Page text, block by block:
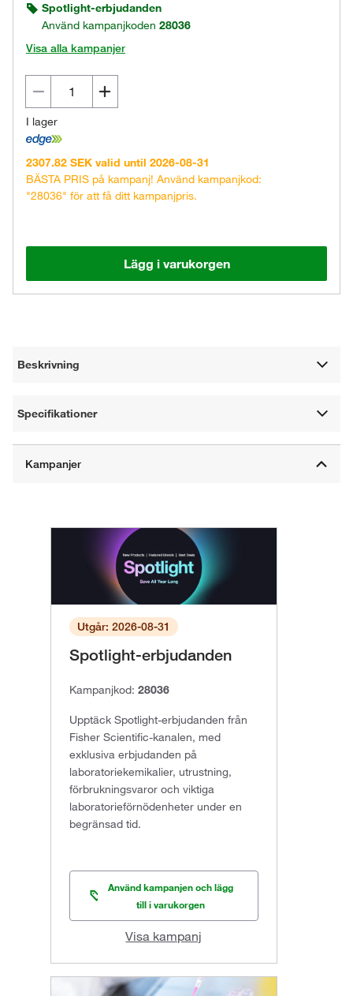
Spotlight-erbjudanden
Använd kampanjkoden 28036
Visa alla kampanjer
I lager
2307.82 SEK valid until 2026-08-31
BÄSTA PRIS på kampanj! Använd kampanjkod:
"28036" för att få ditt kampanjpris.
Lägg i varukorgen
Beskrivning
Specifikationer
Utgår: 2026-08-31
Spotlight-erbjudanden
Kampanjkod: 28036
Upptäck Spotlight-erbjudanden från
Fisher Scientific-kanalen, med
exklusiva erbjudanden på
laboratoriekemikalier, utrustning,
förbrukningsvaror och viktiga
laboratorieförnödenheter under en
begränsad tid.
Använd kampanjen och lägg
till i varukorgen
Visa kampanj